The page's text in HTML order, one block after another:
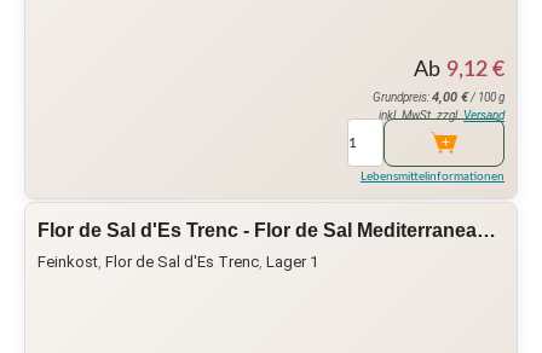
Ab 9,12 €
Grundpreis:4,00 €/ 100 g
inkl. MwSt. zzgl. Versand
Lebensmittelinformationen
Flor de Sal d'Es Trenc - Flor de Sal Mediterranea…
Feinkost, Flor de Sal d'Es Trenc, Lager 1